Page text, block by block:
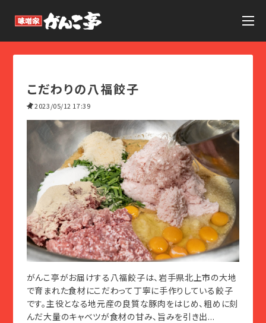
こだわりの八福餃子
2023/05/12 17:39
がんこ亭がお届けする八福餃子は、岩手県北上市の大地
で育まれた食材にこだわって丁寧に手作りしている餃子
です。主役となる地元産の良質な豚肉をはじめ、粗めに刻
んだ大量のキャベツが食材の甘み、旨みを引き出...